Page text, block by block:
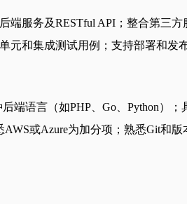
服务及RESTful API；整合第三
和集成测试用例；支持部署和发布
语言（如PHP、Go、Python）
或Azure为加分项；熟悉Git和